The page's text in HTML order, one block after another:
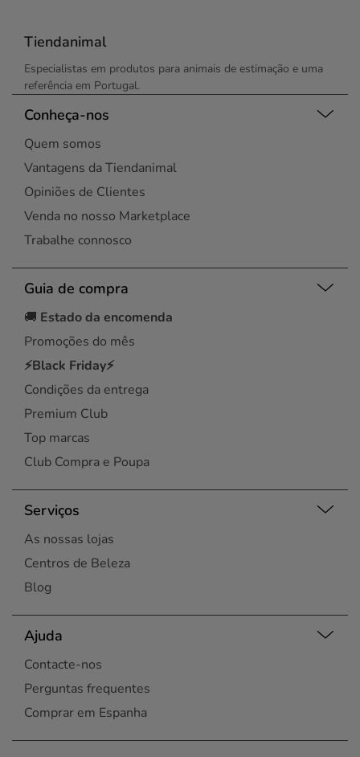
Tiendanimal
Especialistas em produtos para animais de estimação e uma
referência em Portugal.
Conheça-nos
Quem somos
Vantagens da Tiendanimal
Opiniões de Clientes
Venda no nosso Marketplace
Trabalhe connosco
Guia de compra
🚚 Estado da encomenda
Promoções do mês
⚡Black Friday⚡
Condições da entrega
Premium Club
Top marcas
Club Compra e Poupa
Serviços
As nossas lojas
Centros de Beleza
Blog
Ajuda
Contacte-nos
Perguntas frequentes
Comprar em Espanha